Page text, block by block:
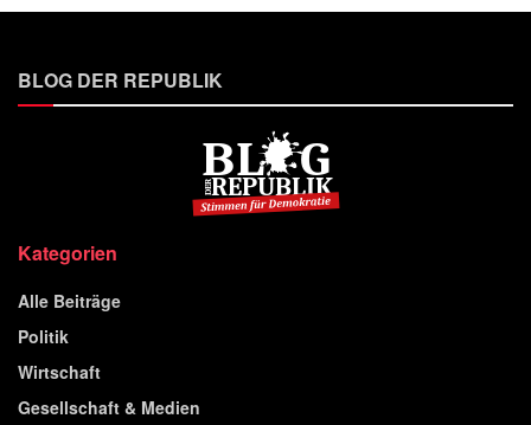
BLOG DER REPUBLIK
Kategorien
Alle Beiträge
Politik
Wirtschaft
Gesellschaft & Medien